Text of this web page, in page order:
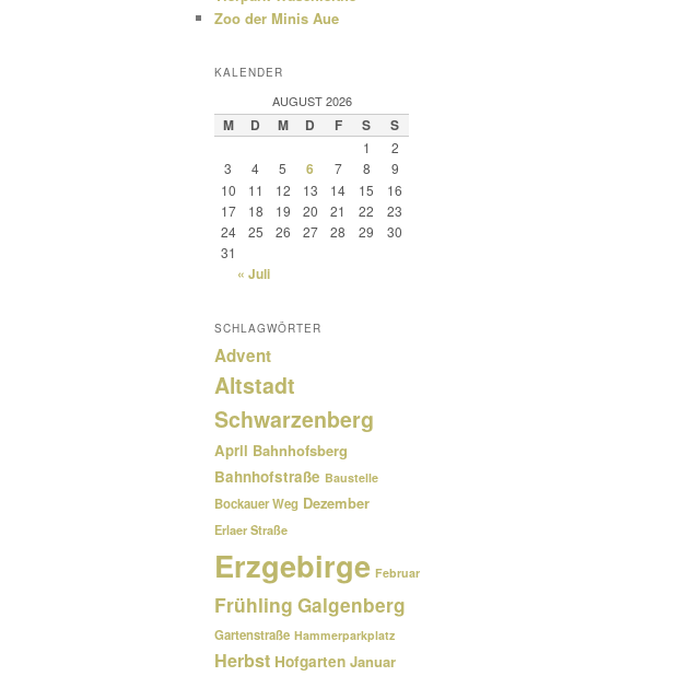
Zoo der Minis Aue
KALENDER
AUGUST 2026
M D M D F S S
1
2
3
4 5 6 7 8
9
10
11 12 13 14 15
16
17
18 19 20 21 22
23
24
25 26 27 28 29
30
31
« Juli
SCHLAGWÖRTER
Advent
Altstadt
Schwarzenberg
April Bahnhofsberg
Bahnhofstraße Baustelle
Bockauer Weg Dezember
Erlaer Straße
Erzgebirge Februar
Frühling Galgenberg
Gartenstraße Hammerparkplatz
Herbst Hofgarten Januar